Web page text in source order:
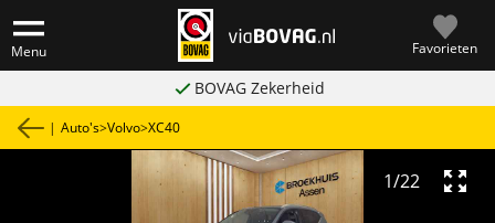
Menu Favorieten
BOVAG Zekerheid
| Auto's>Volvo>XC40
1/22